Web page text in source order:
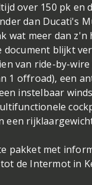
over 150 pk en
dan Ducati's
wat meer dan z'n
blijkt
van ride-by-
1 offroad), een
instelbaar
een
pakket met
de Intermot in